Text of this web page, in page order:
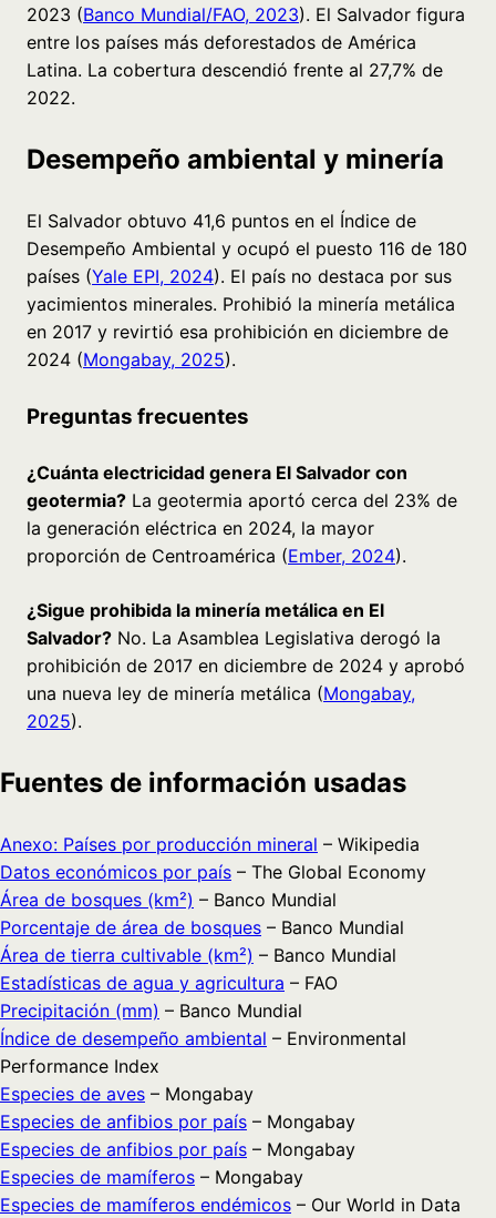
2023 (Banco Mundial/FAO, 2023). El Salvador figura
entre los países más deforestados de América
Latina. La cobertura descendió frente al 27,7% de
2022.
Desempeño ambiental y minería
El Salvador obtuvo 41,6 puntos en el Índice de
Desempeño Ambiental y ocupó el puesto 116 de 180
países (Yale EPI, 2024). El país no destaca por sus
yacimientos minerales. Prohibió la minería metálica
en 2017 y revirtió esa prohibición en diciembre de
2024 (Mongabay, 2025).
Preguntas frecuentes
¿Cuánta electricidad genera El Salvador con
geotermia? La geotermia aportó cerca del 23% de
la generación eléctrica en 2024, la mayor
proporción de Centroamérica (Ember, 2024).
¿Sigue prohibida la minería metálica en El
Salvador? No. La Asamblea Legislativa derogó la
prohibición de 2017 en diciembre de 2024 y aprobó
una nueva ley de minería metálica (Mongabay,
2025).
Fuentes de información usadas
Anexo: Países por producción mineral – Wikipedia
Datos económicos por país – The Global Economy
Área de bosques (km²) – Banco Mundial
Porcentaje de área de bosques – Banco Mundial
Área de tierra cultivable (km²) – Banco Mundial
Estadísticas de agua y agricultura – FAO
Precipitación (mm) – Banco Mundial
Índice de desempeño ambiental – Environmental
Performance Index
Especies de aves – Mongabay
Especies de anfibios por país – Mongabay
Especies de anfibios por país – Mongabay
Especies de mamíferos – Mongabay
Especies de mamíferos endémicos – Our World in Data